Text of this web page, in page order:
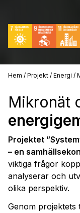
Hem / Projekt / Energi /
Mikronät
Projektet
– en
viktiga frågor
analyserar och
olika perspektiv.
Genom projektets